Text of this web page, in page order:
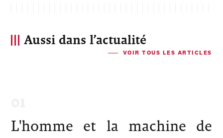
Aussi dans l’actualité
VOIR TOUS LES ARTICLES
L'homme et la machine de